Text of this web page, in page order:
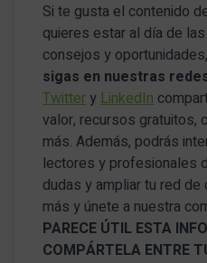
Si te gusta el contenido
quieres estar al día de
consejos y
sigas en nuestras
Twitter yLinkedIn
valor, recursos gratuitos,
más. Además, podrás
lectores y profesionales
dudas y ampliar tu red
más y únete a nuestra
PARECE ÚTIL ESTA
COMPÁRTELA ENTRE